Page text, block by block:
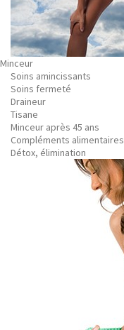
Minceur
Soins amincissants
Soins fermeté
Draineur
Tisane
Minceur après 45 ans
Compléments alimentaires
Détox, élimination